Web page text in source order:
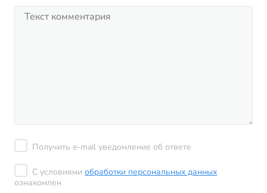
Получить e-mail уведомление об ответе
С условиями обработки персональных данных
ознакомлен